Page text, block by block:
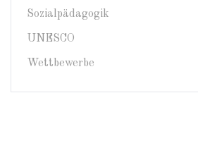
Sozialpädagogik
UNESCO
Wettbewerbe